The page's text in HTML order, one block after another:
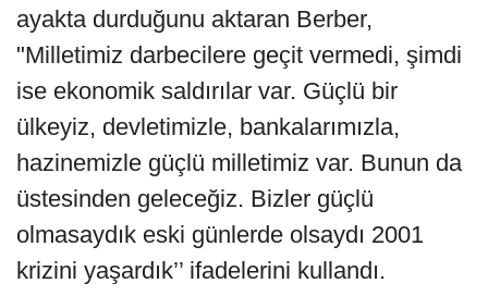
ayakta durduğunu aktaran Berber,
"Milletimiz darbecilere geçit vermedi, şimdi
ise ekonomik saldırılar var. Güçlü bir
ülkeyiz, devletimizle, bankalarımızla,
hazinemizle güçlü milletimiz var. Bunun da
üstesinden geleceğiz. Bizler güçlü
olmasaydık eski günlerde olsaydı 2001
krizini yaşardık’’ ifadelerini kullandı.